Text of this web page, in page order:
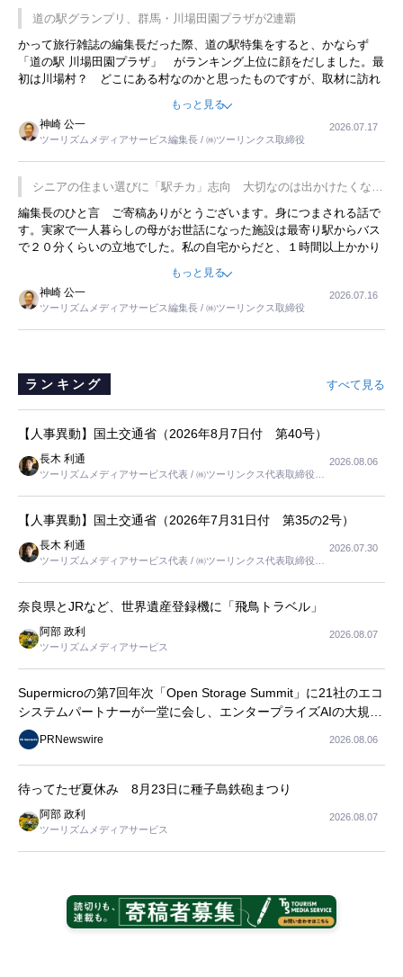
道の駅グランプリ、群馬・川場田園プラザが2連覇
かって旅行雑誌の編集長だった際、道の駅特集をすると、かならず
「道の駅 川場田園プラザ」 がランキング上位に顔をだしました。最
初は川場村？ どこにある村なのかと思ったものですが、取材に訪れ
永井 彰一社長にインタビューしたら、興味深い話が次々が飛び出しま
した。プレゼンも巧みで、今でも思い出すことが２つあります。一つ
は、従業員に東京ディズニーランドを見学させ、サービス業、接客業
の何かを理解してもらっていることです。 もう一つは1800円もする
プレミアムヨーグルトを販売するにあたり、社内に懸念もあったそう
です。永井社長は、駐車場に都内ナンバーの高級外車が停まっている
ことに目をつけ、高級商品でも売れると確信したそうです。今回の記
事を懐かしく読みました。
もっと見る
神崎 公一
ツーリズムメディアサービス編集長 / ㈱ツーリンクス取締役
2026.07.17
シニアの住まい選びに「駅チカ」志向 大切なのは出かけたくなる
暮らし
編集長のひと言 ご寄稿ありがとうございます。身につまされる話で
す。実家で一人暮らしの母がお世話になった施設は最寄り駅からバス
で２０分くらいの立地でした。私の自宅からだと、１時間以上かかり
ました。母の住まいから近いという理由で、その施設を選択したので
すが、私と妹にとっては、半日仕事ででした。シニアの住まい選び
は、当人だけではなく、世話をする家族の足の便も考えない外池ない
と思いました。
もっと見る
神崎 公一
ツーリズムメディアサービス編集長 / ㈱ツーリンクス取締役
2026.07.16
ランキング すべて見る
【人事異動】国土交通省（2026年8月7日付 第40号）
長木 利通
ツーリズムメディアサービス代表 / ㈱ツーリンクス代表取締役社
2026.08.06
【人事異動】国土交通省（2026年7月31日付 第35の2号）
長木 利通
ツーリズムメディアサービス代表 / ㈱ツーリンクス代表取締役社
2026.07.30
奈良県とJRなど、世界遺産登録機に「飛鳥トラベル」
阿部 政利
ツーリズムメディアサービス
2026.08.07
Supermicroの第7回年次「Open Storage Summit」に21社のエコ
システムパートナーが一堂に会し、エンタープライズAIの大規模
導入に関する実践的なガイダンスを共有
PRNewswire 2026.08.06
待ってたぜ夏休み 8月23日に種子島鉄砲まつり
阿部 政利
ツーリズムメディアサービス
2026.08.07